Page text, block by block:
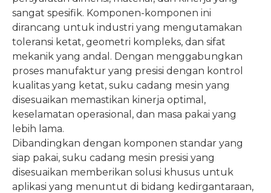
sangat spesifik. Komponen-komponen ini
dirancang untuk industri yang mengutamakan
toleransi ketat, geometri kompleks, dan sifat
mekanik yang andal. Dengan menggabungkan
proses manufaktur yang presisi dengan kontrol
kualitas yang ketat, suku cadang mesin yang
disesuaikan memastikan kinerja optimal,
keselamatan operasional, dan masa pakai yang
lebih lama.
Dibandingkan dengan komponen standar yang
siap pakai, suku cadang mesin presisi yang
disesuaikan memberikan solusi khusus untuk
aplikasi yang menuntut di bidang kedirgantaraan,